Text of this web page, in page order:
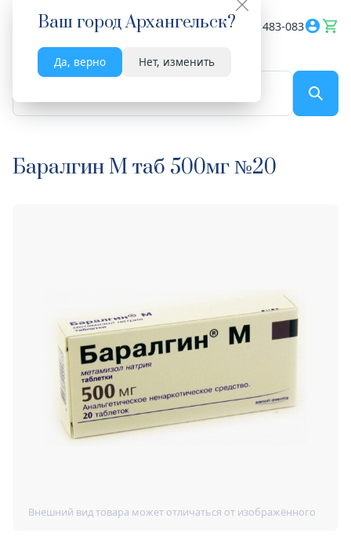
Ваш городАрхангельск?
Да, верно Нет, изменить
Весь сайт 8182 483-083
Баралгин М таб 500мг №20